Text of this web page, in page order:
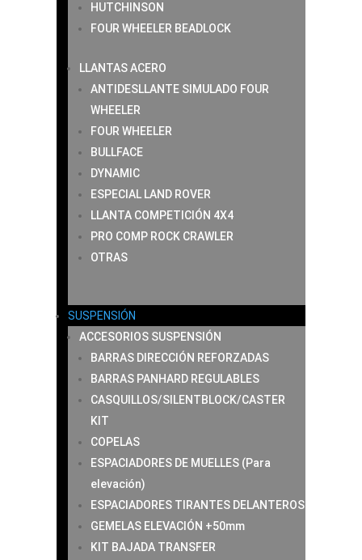
HUTCHINSON
FOUR WHEELER BEADLOCK
LLANTAS ACERO
ANTIDESLLANTE SIMULADO FOUR
WHEELER
FOUR WHEELER
BULLFACE
DYNAMIC
ESPECIAL LAND ROVER
LLANTA COMPETICIÓN 4X4
PRO COMP ROCK CRAWLER
OTRAS
SUSPENSIÓN
ACCESORIOS SUSPENSIÓN
BARRAS DIRECCIÓN REFORZADAS
BARRAS PANHARD REGULABLES
CASQUILLOS/SILENTBLOCK/CASTER
KIT
COPELAS
ESPACIADORES DE MUELLES (Para
elevación)
ESPACIADORES TIRANTES DELANTEROS
GEMELAS ELEVACIÓN +50mm
KIT BAJADA TRANSFER